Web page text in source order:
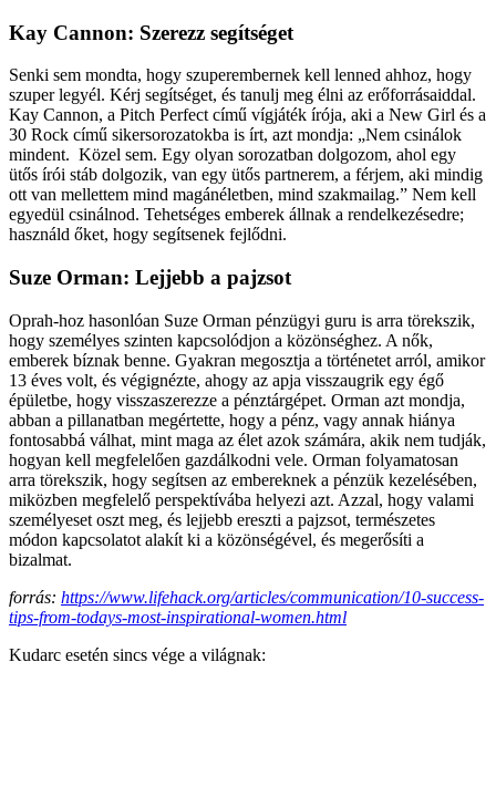
Kay Cannon: Szerezz segítséget
Senki sem mondta, hogy szuperembernek kell lenned ahhoz, hogy
szuper legyél. Kérj segítséget, és tanulj meg élni az erőforrásaiddal.
Kay Cannon, a Pitch Perfect című vígjáték írója, aki a New Girl és a
30 Rock című sikersorozatokba is írt, azt mondja: „Nem csinálok
mindent. Közel sem. Egy olyan sorozatban dolgozom, ahol egy
ütős írói stáb dolgozik, van egy ütős partnerem, a férjem, aki mindig
ott van mellettem mind magánéletben, mind szakmailag.” Nem kell
egyedül csinálnod. Tehetséges emberek állnak a rendelkezésedre;
használd őket, hogy segítsenek fejlődni.
Suze Orman: Lejjebb a pajzsot
Oprah-hoz hasonlóan Suze Orman pénzügyi guru is arra törekszik,
hogy személyes szinten kapcsolódjon a közönséghez. A nők,
emberek bíznak benne. Gyakran megosztja a történetet arról, amikor
13 éves volt, és végignézte, ahogy az apja visszaugrik egy égő
épületbe, hogy visszaszerezze a pénztárgépet. Orman azt mondja,
abban a pillanatban megértette, hogy a pénz, vagy annak hiánya
fontosabbá válhat, mint maga az élet azok számára, akik nem tudják,
hogyan kell megfelelően gazdálkodni vele. Orman folyamatosan
arra törekszik, hogy segítsen az embereknek a pénzük kezelésében,
miközben megfelelő perspektívába helyezi azt. Azzal, hogy valami
személyeset oszt meg, és lejjebb ereszti a pajzsot, természetes
módon kapcsolatot alakít ki a közönségével, és megerősíti a
bizalmat.
forrás: https://www.lifehack.org/articles/communication/10-success-
tips-from-todays-most-inspirational-women.html
Kudarc esetén sincs vége a világnak: